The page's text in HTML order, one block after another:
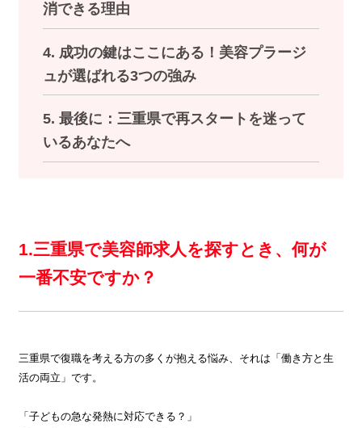
消できる理由
4. 成功の鍵はここにある！美容プラージ
ュが選ばれる3つの強み
5. 最後に：三重県で再スタートを迷って
いるあなたへ
1.三重県で美容師求人を探すとき、何が
一番不安ですか？
三重県で復職を考える方の多くが抱える悩み、それは「働き方と生
活の両立」です。
「子どもの急な発熱に対応できる？」